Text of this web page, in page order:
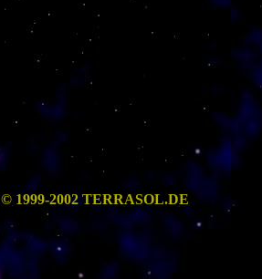
© 1999-2002 TERRASOL.DE